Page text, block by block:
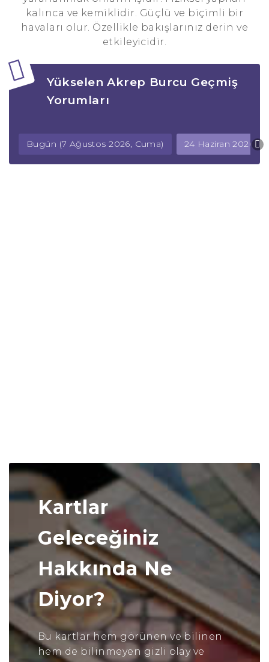
kalınca ve kemiklidir. Güçlü ve biçimli bir
havaları olur. Özellikle bakışlarınız derin ve
etkileyicidir.
Yükselen Akrep Burcu Geçmiş
Yorumları
Bugün (7 Ağustos 2026, Cuma) 24 Haziran 2026,
Kartlar
Geleceğiniz
Hakkında Ne
Diyor?
Bu kartlar hem görünen ve bilinen
hem de bilinmeyen gizli olay ve